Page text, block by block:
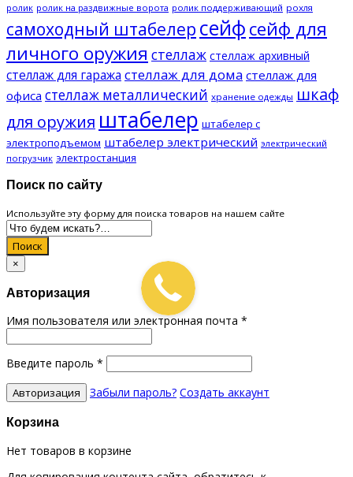
ролик ролик на раздвижные ворота ролик поддерживающий рохля
самоходный штабелер сейфсейф для
личного оружия стеллаж стеллаж архивный
стеллаж для гаража стеллаж для дома стеллаж для
офиса стеллаж металлический хранение одежды шкаф
для оружия штабелер штабелер с
электроподъемом штабелер электрический электрический
погрузчик электростанция
Поиск по сайту
Используйте эту форму для поиска товаров на нашем сайте
Поиск
×
Авторизация
Имя пользователя или электронная почта *
Введите пароль *
Забыли пароль? Создать аккаунт
Корзина
Нет товаров в корзине